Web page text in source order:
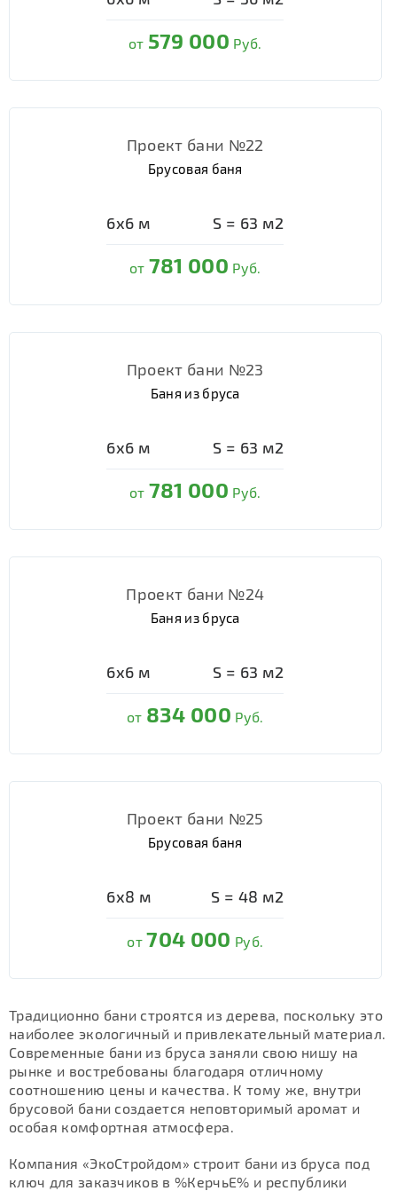
от 579 000 Руб.
Проект бани №22
Брусовая баня
6х6 м S = 63 м2
от 781 000 Руб.
Проект бани №23
Баня из бруса
6х6 м S = 63 м2
от 781 000 Руб.
Проект бани №24
Баня из бруса
6х6 м S = 63 м2
от 834 000 Руб.
Проект бани №25
Брусовая баня
6х8 м S = 48 м2
от704 000 Руб.
Традиционно бани строятся из дерева, поскольку это
наиболее экологичный и привлекательный материал.
Современные бани из бруса заняли свою нишу на
рынке и востребованы благодаря отличному
соотношению цены и качества. К тому же, внутри
брусовой бани создается неповторимый аромат и
особая комфортная атмосфера.
Компания «ЭкоСтройдом» строит бани из бруса под
ключ для заказчиков в %КерчьЕ% и республики